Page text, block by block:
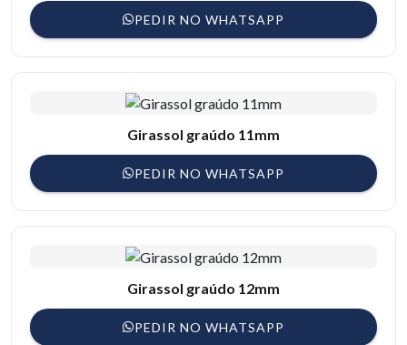
PEDIR NO WHATSAPP
Girassol graúdo 11mm
PEDIR NO WHATSAPP
Girassol graúdo 12mm
PEDIR NO WHATSAPP